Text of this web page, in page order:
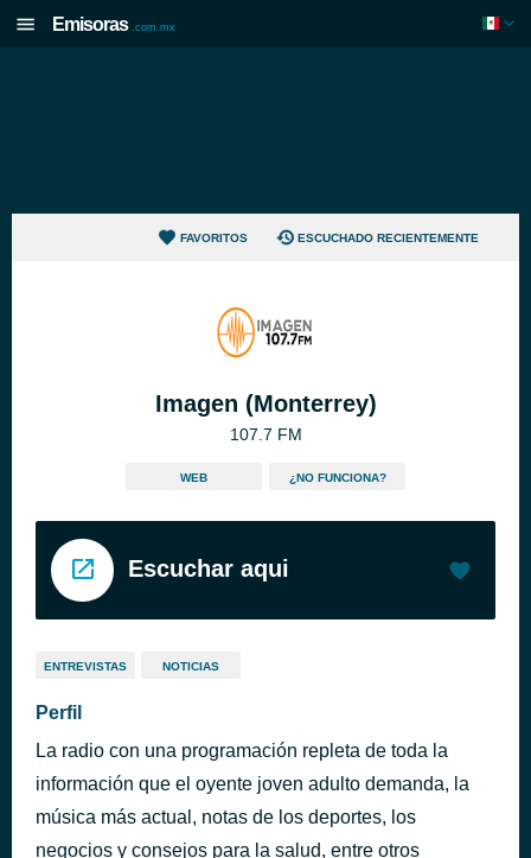
Emisoras .com.mx
FAVORITOS ESCUCHADO RECIENTEMENTE
Imagen (Monterrey)
107.7 FM
WEB ¿NO FUNCIONA?
Escuchar aqui
ENTREVISTAS NOTICIAS
Perfil
La radio con una programación repleta de toda la
información que el oyente joven adulto demanda, la
música más actual, notas de los deportes, los
negocios y consejos para la salud, entre otros